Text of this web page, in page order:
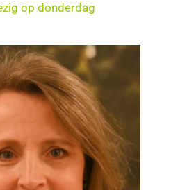
op donderdag